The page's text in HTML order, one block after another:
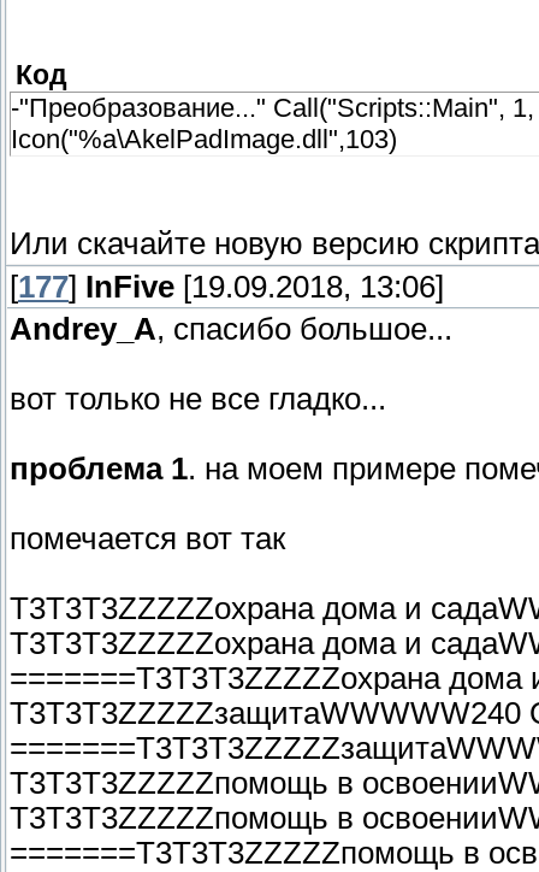
End If
Next
T = Join(aL, vb)
Код
-"Преобразование..." Call("Scripts::Main",
Icon("%a\AkelPadImage.dll",103)
Или скачайте новую версию
[177] InFive [19.09.2018, 13:06]
Andrey_A, спасибо большое...
вот только не все гладко...
проблема 1. на моем примере
помечается вот так
T3T3T3ZZZZZохрана дома и
T3T3T3ZZZZZохрана дома и
=======T3T3T3ZZZZZохрана
T3T3T3ZZZZZзащитаWWWWW240
T3T3T3ZZZZZпомощь в
T3T3T3ZZZZZпомощь в
=======T3T3T3ZZZZZпомощь в